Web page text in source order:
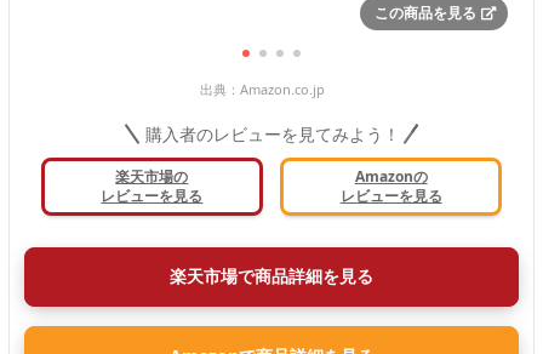
この商品を見る
出典： Amazon.co.jp
購入者のレビューを見てみよう！
楽天市場の
レビューを見る
Amazonの
レビューを見る
楽天市場で商品詳細を見る